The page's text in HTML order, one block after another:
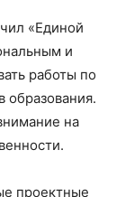
«Единой
и
работы по
образования.
на
проектные